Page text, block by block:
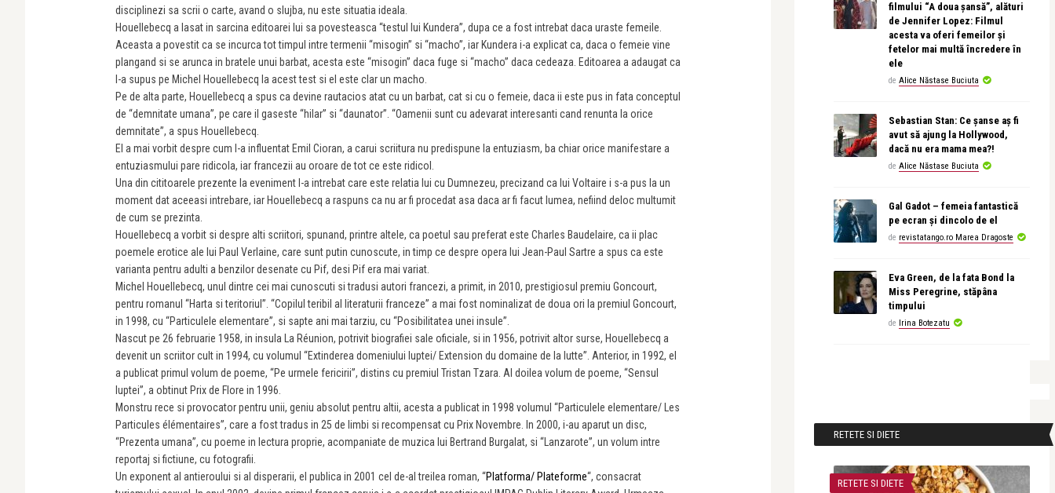
disciplinezi sa scrii o carte, avand o slujba, nu este situatia ideala.
Houellebecq a lasat in sarcina editoarei lui sa povesteasca “testul lui Kundera”, dupa ce a fost intrebat daca uraste femeile.
Aceasta a povestit ca se incurca tot timpul intre termenii “misogin” si “macho”, iar Kundera i-a explicat ca, daca o femeie vine
plangand si se arunca in bratele unui barbat, acesta este “misogin” daca fuge si “macho” daca cedeaza. Editoarea a adaugat ca
l-a supus pe Michel Houellebecq la acest test si el este clar un macho.
Pe de alta parte, Houellebecq a spus ca devine rautacios atat cu un barbat, cat si cu o femeie, daca ii este pus in fata conceptul
de “demnitate umana”, pe care il gaseste “hilar” si “daunator”. “Oamenii sunt cu adevarat interesanti cand renunta la orice
demnitate”, a spus Houellebecq.
El a mai vorbit despre cum l-a influentat Emil Cioran, a carui scriitura nu predispune la entuziasm, ba chiar orice manifestare a
entuziasmului pare ridicola, iar francezii au oroare de tot ce este ridicol.
Una din cititoarele prezente la eveniment l-a intrebat care este relatia lui cu Dumnezeu, precizand ca lui Voltaire i s-a pus la un
moment dat aceeasi intrebare, iar Houellebecq a raspuns ca nu ar fi procedat asa daca ar fi facut lumea, nefiind deloc multumit
de cum se prezinta.
Houellebecq a vorbit si despre alti scriitori, spunand, printre altele, ca poetul sau preferat este Charles Baudelaire, ca ii plac
poemele erotice ale lui Paul Verlaine, care sunt putin cunoscute, in timp ce despre opera lui Jean-Paul Sartre a spus ca este
varianta pentru adulti a benzilor desenate cu Pif, desi Pif era mai variat.
Michel Houellebecq, unul dintre cei mai cunoscuti si tradusi autori francezi, a primit, in 2010, prestigiosul premiu Goncourt,
pentru romanul “Harta si teritoriul”. “Copilul teribil al literaturii franceze” a mai fost nominalizat de doua ori la premiul Goncourt,
in 1998, cu “Particulele elementare”, si sapte ani mai tarziu, cu “Posibilitatea unei insule”.
Nascut pe 26 februarie 1958, in insula La Réunion, potrivit biografiei sale oficiale, si in 1956, potrivit altor surse, Houellebecq a
devenit un scriitor cult in 1994, cu volumul “Extinderea domeniului luptei/ Extension du domaine de la lutte”. Anterior, in 1992, el
a publicat primul volum de poeme, “Pe urmele fericirii”, distins cu premiul Tristan Tzara. Al doilea volum de poeme, “Sensul
luptei”, a obtinut Prix de Flore in 1996.
Monstru rece si provocator pentru unii, geniu absolut pentru altii, acesta a publicat in 1998 volumul “Particulele elementare/ Les
Particules élémentaires”, care a fost tradus in 25 de limbi si recompensat cu Prix Novembre. In 2000, i-au aparut un disc,
“Prezenta umana”, cu poeme in lectura proprie, acompaniate de muzica lui Bertrand Burgalat, si “Lanzarote”, un volum intre
reportaj si fictiune, cu fotografii.
Un exponent al antieroului si al disperarii, el publica in 2001 cel de-al treilea roman, “Platforma/ Plateforme“, consacrat
filmului “A doua șansă”, alături
de Jennifer Lopez: Filmul
acesta va oferi femeilor și
fetelor mai multă încredere în
ele
de Alice Năstase Buciuta
Sebastian Stan: Ce șanse aș fi
avut să ajung la Hollywood,
dacă nu era mama mea?!
de Alice Năstase Buciuta
Gal Gadot – femeia fantastică
pe ecran și dincolo de el
de revistatango.ro Marea Dragoste
Eva Green, de la fata Bond la
Miss Peregrine, stăpâna
timpului
de Irina Botezatu
RETETE SI DIETE
RETETE SI DIETE